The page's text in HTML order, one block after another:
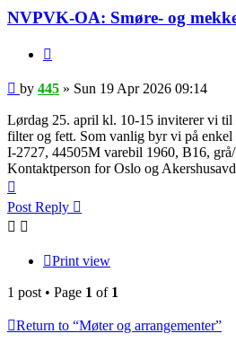
NVPVK-OA: Smøre- og
Post
by 445 » Sun 19 Apr 2026 09:14
Lørdag 25. april kl. 10-15 inviterer vi til
filter og fett. Som vanlig byr vi på
I-2727, 44505M varebil 1960, B16,
Kontaktperson for Oslo og
Post Reply
Print view
1 post • Page 1 of 1
Return to “Møter og arrangementer”